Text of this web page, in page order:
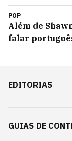
POP
Além de
falar
EDITORIAS
GUIAS DE